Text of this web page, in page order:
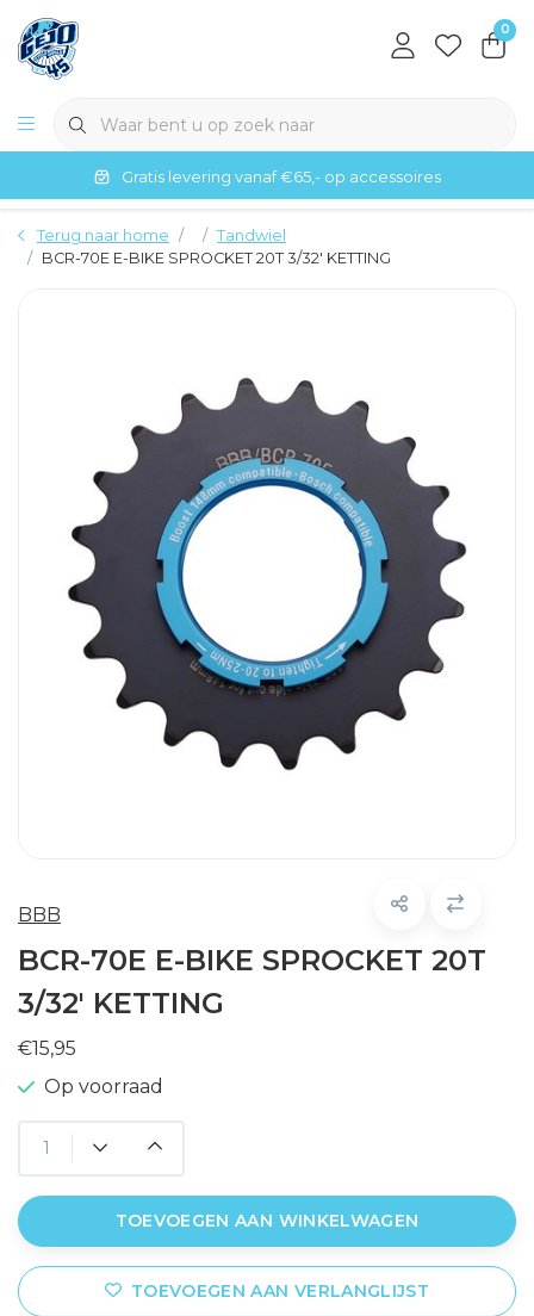
0
Gratis levering vanaf €65,- op accessoires
Terug naar home
Tandwiel
BCR-70E E-BIKE SPROCKET 20T 3/32' KETTING
BBB
BCR-70E E-BIKE SPROCKET 20T
3/32' KETTING
€15,95
Op voorraad
TOEVOEGEN AAN WINKELWAGEN
TOEVOEGEN AAN VERLANGLIJST